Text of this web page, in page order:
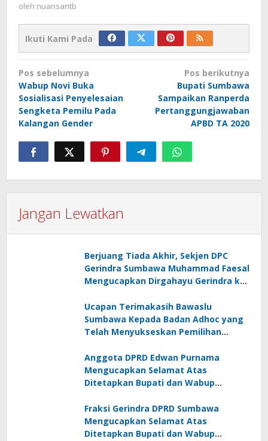
oleh nuansantb
Ikuti Kami Pada
Navigasi
pos
Pos sebelumnya
Wabup Novi Buka
Sosialisasi Penyelesaian
Sengketa Pemilu Pada
Kalangan Gender
Pos berikutnya
Bupati Sumbawa
Sampaikan Ranperda
Pertanggungjawaban
APBD TA 2020
Jangan Lewatkan
Berjuang Tiada Akhir, Sekjen DPC
Gerindra Sumbawa Muhammad Faesal
Mengucapkan Dirgahayu Gerindra ke-
Ucapan Terimakasih Bawaslu
Sumbawa Kepada Badan Adhoc yang
Telah Menyukseskan Pemilihan
Anggota DPRD Edwan Purnama
Mengucapkan Selamat Atas
Ditetapkan Bupati dan Wabup
Fraksi Gerindra DPRD Sumbawa
Mengucapkan Selamat Atas
Ditetapkan Bupati dan Wabup